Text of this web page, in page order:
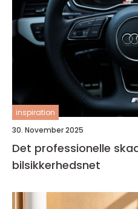
inspiration
30. November 2025
Det professionelle
bilsikkerhedsnet